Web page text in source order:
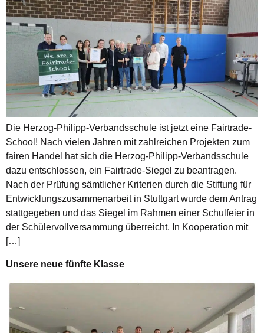
Die Herzog-Philipp-Verbandsschule ist jetzt eine Fairtrade-
School! Nach vielen Jahren mit zahlreichen Projekten zum
fairen Handel hat sich die Herzog-Philipp-Verbandsschule
dazu entschlossen, ein Fairtrade-Siegel zu beantragen.
Nach der Prüfung sämtlicher Kriterien durch die Stiftung für
Entwicklungszusammenarbeit in Stuttgart wurde dem Antrag
stattgegeben und das Siegel im Rahmen einer Schulfeier in
der Schülervollversammung überreicht. In Kooperation mit
[…]
Unsere neue fünfte Klasse